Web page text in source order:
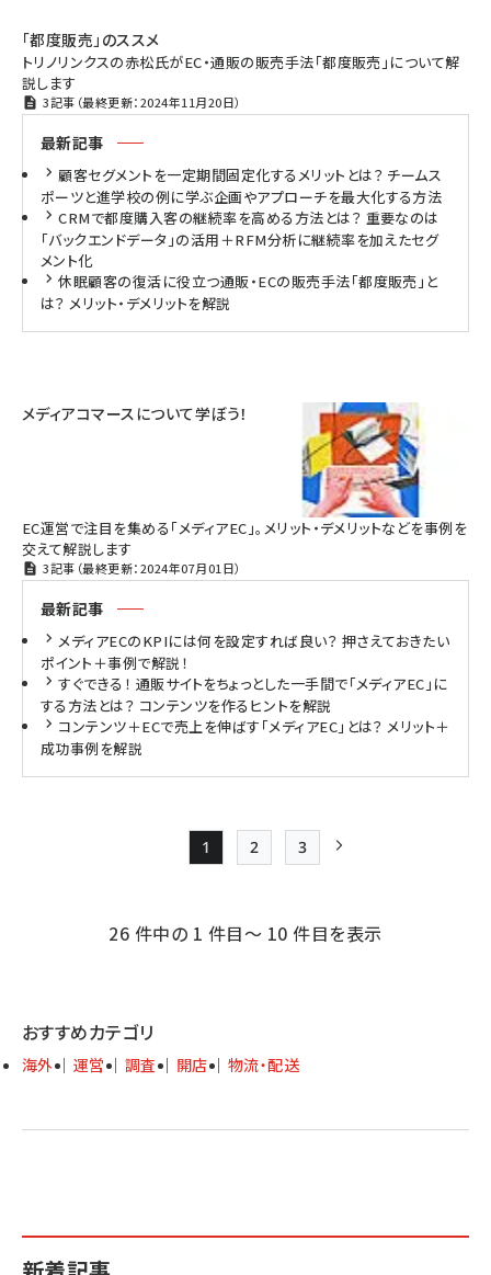
「都度販売」のススメ
トリノリンクスの赤松氏がEC・通販の販売手法「都度販売」について解
説します
3記事（最終更新：2024年11月20日）
最新記事
顧客セグメントを一定期間固定化するメリットとは？ チームス
ポーツと進学校の例に学ぶ企画やアプローチを最大化する方法
CRMで都度購入客の継続率を高める方法とは？ 重要なのは
「バックエンドデータ」の活用＋RFM分析に継続率を加えたセグ
メント化
休眠顧客の復活に役立つ通販・ECの販売手法「都度販売」と
は？ メリット・デメリットを解説
メディアコマースについて学ぼう！
EC運営で注目を集める「メディアEC」。メリット・デメリットなどを事例を
交えて解説します
3記事（最終更新：2024年07月01日）
最新記事
メディアECのKPIには何を設定すれば良い？ 押さえておきたい
ポイント＋事例で解説！
すぐできる！ 通販サイトをちょっとした一手間で「メディアEC」に
する方法とは？ コンテンツを作るヒントを解説
コンテンツ＋ECで売上を伸ばす「メディアEC」とは？ メリット＋
成功事例を解説
ジ
Page
1
Page
2
Page
3
26 件中の 1 件目～ 10 件目を表示
おすすめカテゴリ
海外 運営 調査 開店 物流・配送